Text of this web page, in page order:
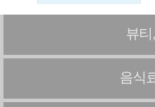
뷰
음식